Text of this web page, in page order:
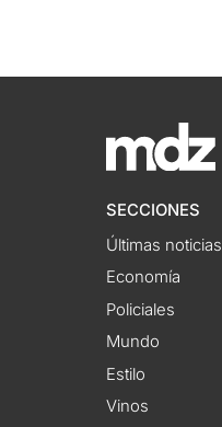
SECCIONES
Últimas noticias
Economía
Policiales
Mundo
Estilo
Vinos